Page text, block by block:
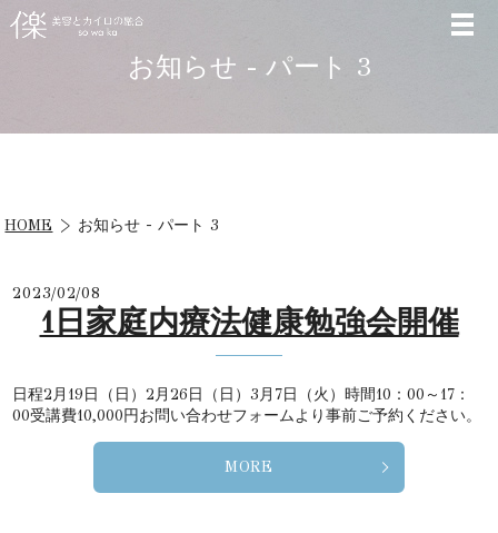
お知らせ - パート 3
HOME お知らせ - パート 3
2023/02/08
1日家庭内療法健康勉強会開催
日程2月19日（日）2月26日（日）3月7日（火）時間10：00～17：
00受講費10,000円お問い合わせフォームより事前ご予約ください。
MORE